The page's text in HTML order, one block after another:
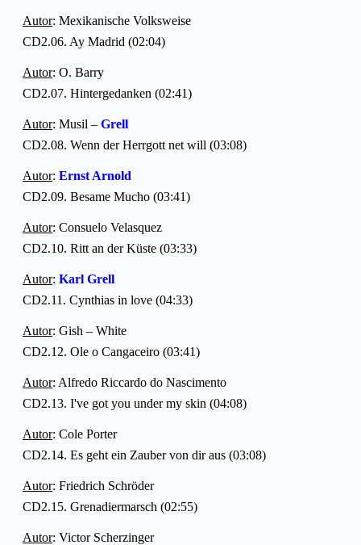
Autor: Mexikanische Volksweise
CD2.06. Ay Madrid (02:04)
Autor: O. Barry
CD2.07. Hintergedanken (02:41)
Autor: Musil – Grell
CD2.08. Wenn der Herrgott net will (03:08)
Autor: Ernst Arnold
CD2.09. Besame Mucho (03:41)
Autor: Consuelo Velasquez
CD2.10. Ritt an der Küste (03:33)
Autor: Karl Grell
CD2.11. Cynthias in love (04:33)
Autor: Gish – White
CD2.12. Ole o Cangaceiro (03:41)
Autor: Alfredo Riccardo do Nascimento
CD2.13. I've got you under my skin (04:08)
Autor: Cole Porter
CD2.14. Es geht ein Zauber von dir aus (03:08)
Autor: Friedrich Schröder
CD2.15. Grenadiermarsch (02:55)
Autor: Victor Scherzinger